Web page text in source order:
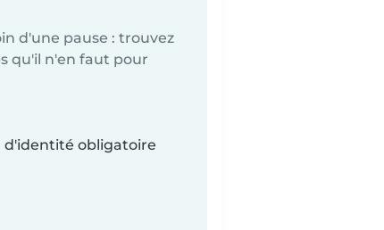
d'une pause : trouvez
qu'il n'en faut pour
d'identité obligatoire